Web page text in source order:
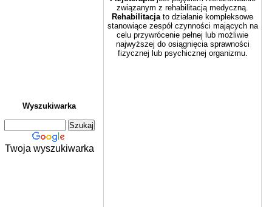
Wyszukiwarka
Twoja wyszukiwarka
związanym z rehabilitacją medyczną.
Rehabilitacjato działanie kompleksowe
stanowiące zespół czynności mających na
celu przywrócenie pełnej lub możliwie
najwyższej do osiągnięcia sprawności
fizycznej lub psychicznej organizmu.